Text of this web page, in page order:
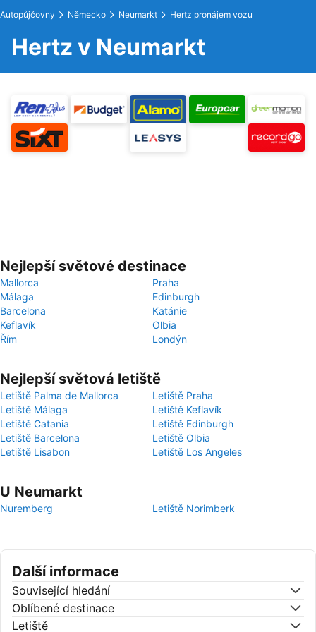
Autopůjčovny Německo Neumarkt Hertz pronájem vozu
Hertz v Neumarkt
Nejlepší světové destinace
Mallorca
Praha
Málaga
Edinburgh
Barcelona
Katánie
Keflavík
Olbia
Řím
Londýn
Nejlepší světová letiště
Letiště Palma de Mallorca
Letiště Praha
Letiště Málaga
Letiště Keflavík
Letiště Catania
Letiště Edinburgh
Letiště Barcelona
Letiště Olbia
Letiště Lisabon
Letiště Los Angeles
U Neumarkt
Nuremberg Letiště Norimberk
Další informace
Související hledání
Oblíbené destinace
Letiště